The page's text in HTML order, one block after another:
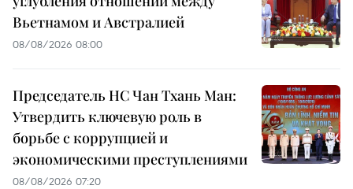
Вьетнамом и Австралией
08/08/2026 08:00
Председатель НС Чан Тхань Ман:
Утвердить ключевую роль в
борьбе с коррупцией и
экономическими преступлениями
08/08/2026 07:20